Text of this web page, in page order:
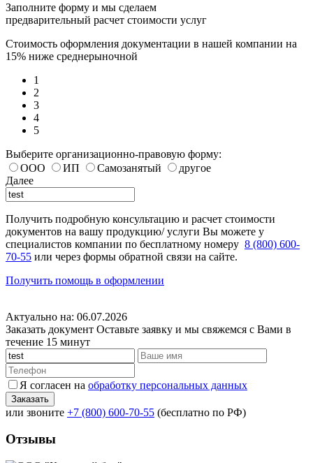
Заполните форму и мы сделаем
предварительный расчет стоимости услуг
Стоимость оформления документации в нашей компании на
15% ниже среднерыночной
1
2
3
4
5
Выберите организационно-правовую форму:
ООО
ИП Самозанятый
другое
Далее
Получить подробную консультацию и расчет стоимости
документов на вашу продукцию/ услуги Вы можете у
специалистов компании по бесплатному номеру 8 (800) 600-
70-55 или через формы обратной связи на сайте.
Получить помощь в оформлении
Актуально на: 06.07.2026
Заказать документ Оставьте заявку и мы свяжемся с Вами в
течение 15 минут
Я согласен на обработку персональных данных
или звоните +7 (800) 600-70-55 (бесплатно по РФ)
Отзывы